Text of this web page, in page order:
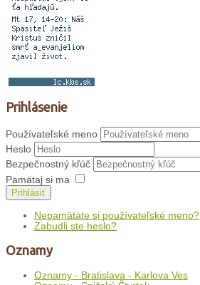
Prihlásenie
Používateľské meno
Heslo
Bezpečnostný kľúč
Pamätaj si ma
Prihlásiť
Nepamätáte si používateľské meno?
Zabudli ste heslo?
Oznamy
Oznamy - Bratislava - Karlova Ves